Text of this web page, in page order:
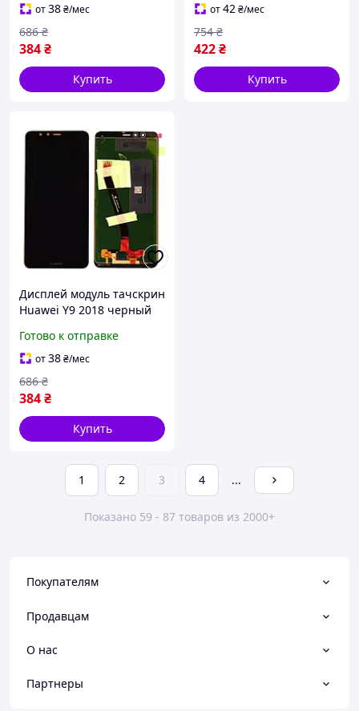
от38₴/мес
384₴
686 ₴
Купить
от42₴/мес
422₴
754 ₴
Купить
Дисплей модуль тачскрин
Huawei Y9 2018 черный
Готово к отправке
от38₴/мес
384₴
686 ₴
Купить
1 2 3 4 ...
Показано 59 - 87 товаров из 2000+
Покупателям
Продавцам
О нас
Партнеры